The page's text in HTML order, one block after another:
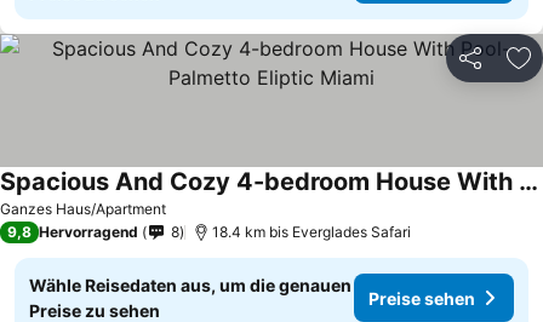
Teilen
Ganzes Haus/Apartment
Spacious And Cozy 4-bedroom House With Pool- Palmetto Eliptic Miami
9,8 Hervorragend 8 18.4 km bis Everglades Safari
Wähle Reisedaten aus, um die genauen
Preise zu sehen
Preise sehen